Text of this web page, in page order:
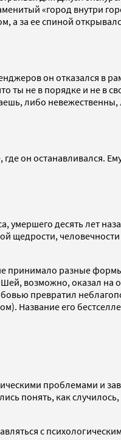
«город внутри
а за ее спиной
он отказался в
ты не в порядке и не в
либо невежественны,
он останавливался.
десять лет
принимало разные
Шей, возможно, оказал
превратил
Название его
проблемами и
понять, как случилось,
с